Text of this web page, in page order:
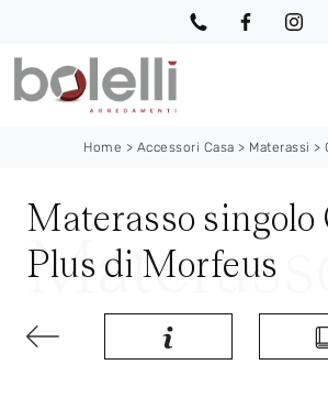
Home > Accessori Casa > Materassi >
Materasso singolo
Plus di Morfeus